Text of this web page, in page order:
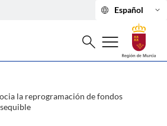
language Español keyboard_arrow_down
Europea El Gobierno
Buscar
search menu
la reprogramación de fondos